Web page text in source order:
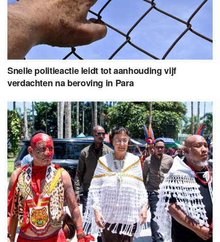
Snelle politieactie leidt tot aanhouding vijf
verdachten na beroving in Para